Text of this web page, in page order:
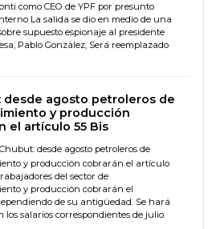
como CEO de YPF por presunto
La salida se dio en medio de una
supuesto espionaje al presidente
Pablo González, Será reemplazado
desde agosto petroleros de
y producción
el artículo 55 Bis
desde agosto petroleros de
y producción cobrarán el artículo
del sector de
y producción cobrarán el
de su antigüedad. Se hará
los salarios correspondientes de julio.